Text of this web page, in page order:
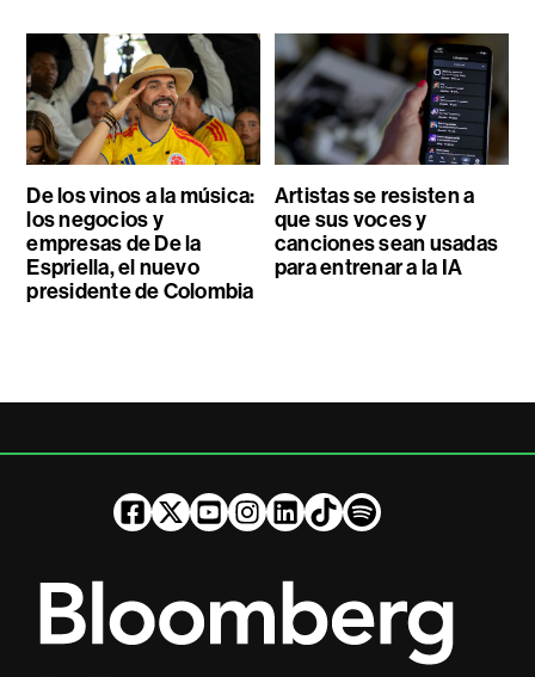
De los vinos a la música:
los negocios y
empresas de De la
Espriella, el nuevo
presidente de Colombia
Artistas se resisten a
que sus voces y
canciones sean usadas
para entrenar a la IA